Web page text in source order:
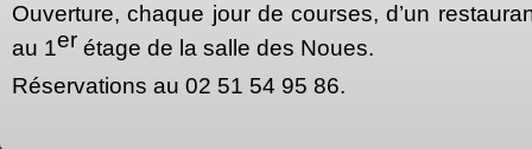
Ouverture, chaque jour de courses, d’un
au 1er étage de la salle des Noues.
Réservations au 02 51 54 95 86.